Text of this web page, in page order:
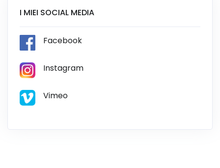
I MIEI SOCIAL MEDIA
Facebook
Instagram
Vimeo